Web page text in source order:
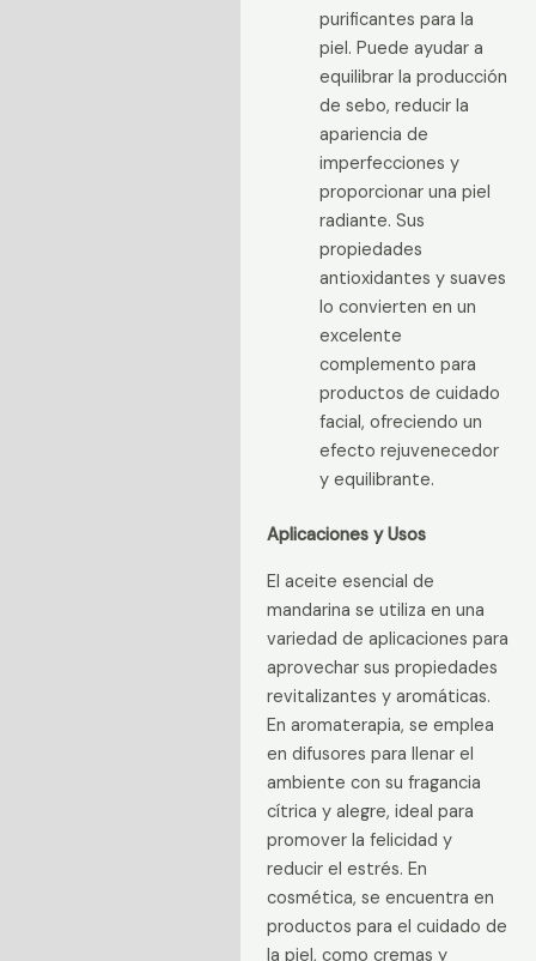
purificantes para la
piel. Puede ayudar a
equilibrar la producción
de sebo, reducir la
apariencia de
imperfecciones y
proporcionar una piel
radiante. Sus
propiedades
antioxidantes y suaves
lo convierten en un
excelente
complemento para
productos de cuidado
facial, ofreciendo un
efecto rejuvenecedor
y equilibrante.
Aplicaciones y Usos
El aceite esencial de
mandarina se utiliza en una
variedad de aplicaciones para
aprovechar sus propiedades
revitalizantes y aromáticas.
En aromaterapia, se emplea
en difusores para llenar el
ambiente con su fragancia
cítrica y alegre, ideal para
promover la felicidad y
reducir el estrés. En
cosmética, se encuentra en
productos para el cuidado de
la piel, como cremas y